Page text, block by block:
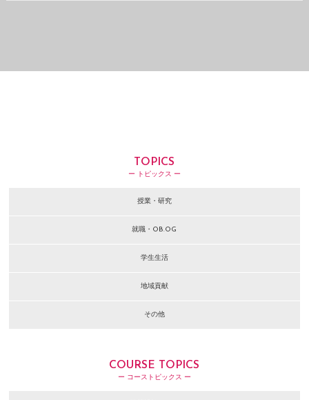
TOPICS
ー トピックス ー
授業・研究
就職・OB.OG
学生生活
地域貢献
その他
COURSE TOPICS
ー コーストピックス ー